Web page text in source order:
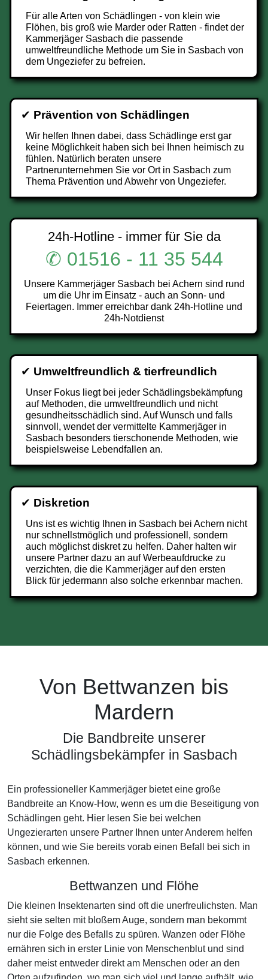
Für alle Arten von Schädlingen - von klein wie
Flöhen, bis groß wie Marder oder Ratten - findet der
Kammerjäger Sasbach die passende
umweltfreundliche Methode um Sie in Sasbach von
dem Ungeziefer zu befreien.
✔ Prävention von Schädlingen
Wir helfen Ihnen dabei, dass Schädlinge erst gar
keine Möglichkeit haben sich bei Ihnen heimisch zu
fühlen. Natürlich beraten unsere
Partnerunternehmen Sie vor Ort in Sasbach zum
Thema Prävention und Abwehr von Ungeziefer.
24h-Hotline - immer für Sie da
✆ 01516 - 11 35 544
Unsere Kammerjäger Sasbach bei Achern sind rund
um die Uhr im Einsatz - auch an Sonn- und
Feiertagen. Immer erreichbar dank 24h-Hotline und
24h-Notdienst
✔ Umweltfreundlich & tierfreundlich
Unser Fokus liegt bei jeder Schädlingsbekämpfung
auf Methoden, die umweltfreundlich und nicht
gesundheitsschädlich sind. Auf Wunsch und falls
sinnvoll, wendet der vermittelte Kammerjäger in
Sasbach besonders tierschonende Methoden, wie
beispielsweise Lebendfallen an.
✔ Diskretion
Uns ist es wichtig Ihnen in Sasbach bei Achern nicht
nur schnellstmöglich und professionell, sondern
auch möglichst diskret zu helfen. Daher halten wir
unsere Partner dazu an auf Werbeaufdrucke zu
verzichten, die die Kammerjäger auf den ersten
Blick für jedermann also solche erkennbar machen.
Von Bettwanzen bis
Mardern
Die Bandbreite unserer
Schädlingsbekämpfer in Sasbach
Ein professioneller Kammerjäger bietet eine große
Bandbreite an Know-How, wenn es um die Beseitigung von
Schädlingen geht. Hier lesen Sie bei welchen
Ungezierarten unsere Partner Ihnen unter Anderem helfen
können, und wie Sie bereits vorab einen Befall bei sich in
Sasbach erkennen.
Bettwanzen und Flöhe
Die kleinen Insektenarten sind oft die unerfreulichsten. Man
sieht sie selten mit bloßem Auge, sondern man bekommt
nur die Folge des Befalls zu spüren. Wanzen oder Flöhe
ernähren sich in erster Linie von Menschenblut und sind
daher meist entweder direkt am Menschen oder an den